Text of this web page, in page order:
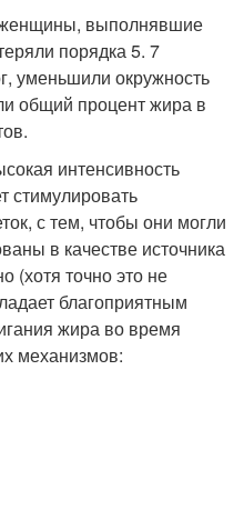
женщины, выполнявшие
порядка 5. 7
уменьшили окружность
общий процент жира в
интенсивность
стимулировать
с тем, чтобы они могли
в качестве источника
(хотя точно это не
благоприятным
жира во время
механизмов: